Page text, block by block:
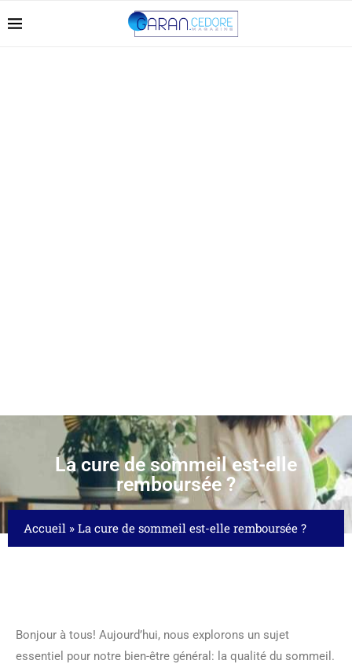
La cure de sommeil est-elle
remboursée ?
Accueil » La cure de sommeil est-elle remboursée ?
Bonjour à tous! Aujourd’hui, nous explorons un sujet
essentiel pour notre bien-être général: la qualité du sommeil.